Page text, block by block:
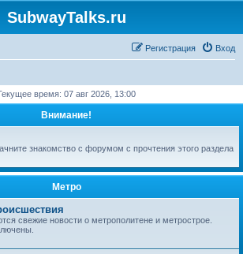
SubwayTalks.ru
Вход
Регистрация
время: 07 авг 2026, 13:00
Внимание!
знакомство с форумом с прочтения этого раздела
Метро
свежие новости о метрополитене и метрострое.